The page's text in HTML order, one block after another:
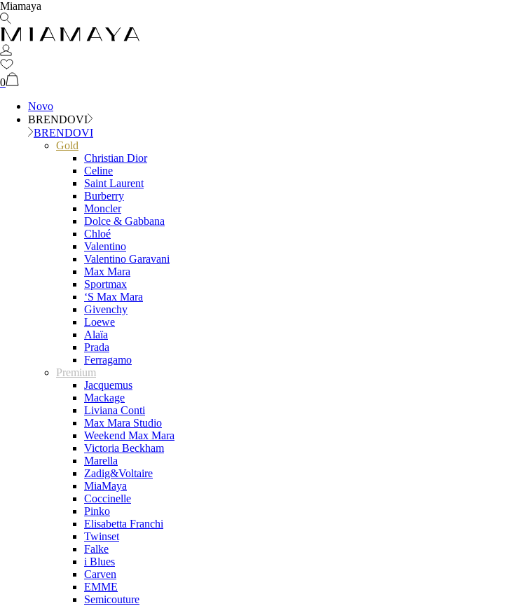
Miamaya
0
Novo
BRENDOVI
BRENDOVI
Gold
Christian Dior
Celine
Saint Laurent
Burberry
Moncler
Dolce & Gabbana
Chloé
Valentino
Valentino Garavani
Max Mara
Sportmax
‘S Max Mara
Givenchy
Loewe
Alaïa
Prada
Ferragamo
Premium
Jacquemus
Mackage
Liviana Conti
Max Mara Studio
Weekend Max Mara
Victoria Beckham
Marella
Zadig&Voltaire
MiaMaya
Coccinelle
Pinko
Elisabetta Franchi
Twinset
Falke
i Blues
Carven
EMME
Semicouture